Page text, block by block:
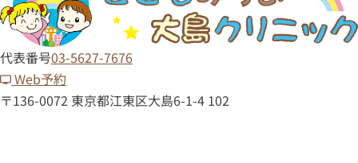
代表番号03-5627-7676
Web予約
〒136-0072 東京都江東区大島6-1-4 102